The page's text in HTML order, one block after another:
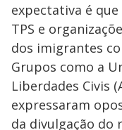
expectativa é
TPS e
dos imigrantes
Grupos como a
Liberdades Civis
expressaram
da divulgação do